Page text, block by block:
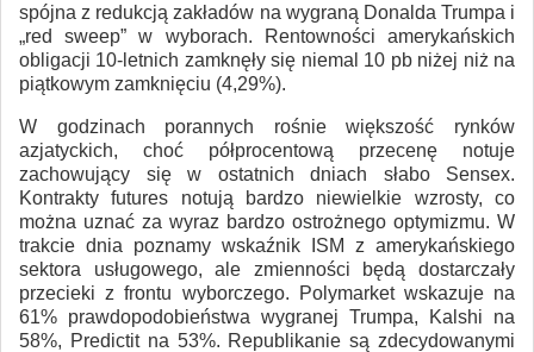
spójna z redukcją zakładów na wygraną Donalda Trumpa i
„red sweep” w wyborach. Rentowności amerykańskich
obligacji 10-letnich zamknęły się niemal 10 pb niżej niż na
piątkowym zamknięciu (4,29%).
W godzinach porannych rośnie większość rynków
azjatyckich, choć półprocentową przecenę notuje
zachowujący się w ostatnich dniach słabo Sensex.
Kontrakty futures notują bardzo niewielkie wzrosty, co
można uznać za wyraz bardzo ostrożnego optymizmu. W
trakcie dnia poznamy wskaźnik ISM z amerykańskiego
sektora usługowego, ale zmienności będą dostarczały
przecieki z frontu wyborczego. Polymarket wskazuje na
61% prawdopodobieństwa wygranej Trumpa, Kalshi na
58%, Predictit na 53%. Republikanie są zdecydowanymi